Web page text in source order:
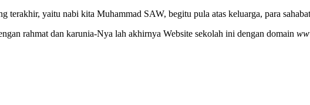
terakhir, yaitu nabi kita Muhammad SAW, begitu pula atas keluarga, para
rahmat dan karunia-Nya lah akhirnya Website sekolah ini dengan domain